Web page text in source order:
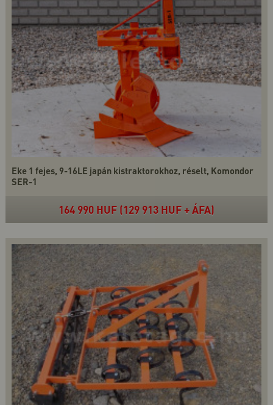
Eke 1 fejes, 9-16LE japán kistraktorokhoz, réselt, Komondor
SER-1
164 990 HUF (129 913 HUF + ÁFA)